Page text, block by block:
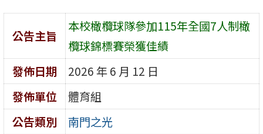
公告主旨
本校橄欖球隊參加115年全國7人制橄
欖球錦標賽榮獲佳績
發佈日期
2026 年 6 月 12 日
發佈單位
體育組
公告類別
南門之光